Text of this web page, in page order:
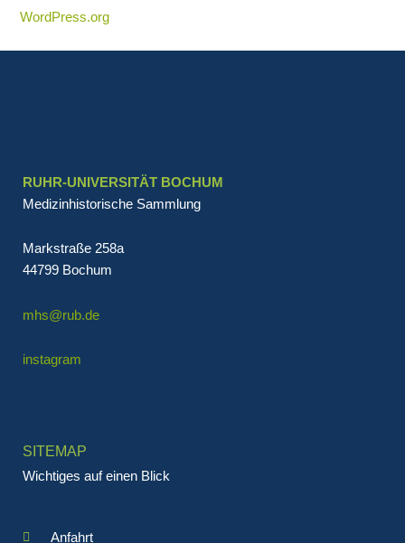
WordPress.org
RUHR-UNIVERSITÄT BOCHUM
Medizinhistorische Sammlung
Markstraße 258a
44799 Bochum
mhs@rub.de
instagram
SITEMAP
Wichtiges auf einen Blick
Anfahrt